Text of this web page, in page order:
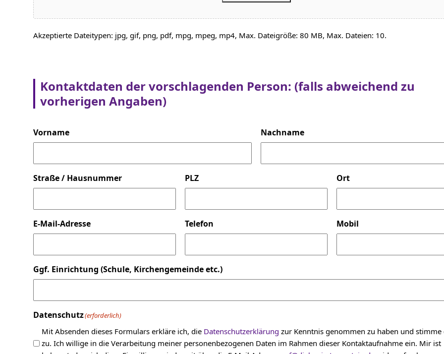
Akzeptierte Dateitypen: jpg, gif, png, pdf, mpg, mpeg, mp4, Max. Dateigröße: 80 MB, Max. Dateien: 10.
Kontaktdaten der vorschlagenden Person: (falls abweichend zu
vorherigen Angaben)
Vorname Nachname
Straße / Hausnummer PLZ Ort
E-Mail-Adresse Telefon Mobil
Ggf. Einrichtung (Schule, Kirchengemeinde etc.)
Datenschutz(erforderlich)
Mit Absenden dieses Formulars erkläre ich, die Datenschutzerklärung zur Kenntnis genommen zu haben und stimme
zu. Ich willige in die Verarbeitung meiner personenbezogenen Daten im Rahmen dieser Kontaktaufnahme ein. Mir ist